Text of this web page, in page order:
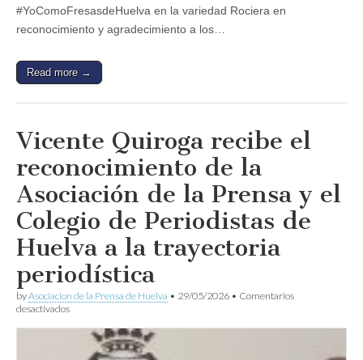
#YoComoFresasdeHuelva en la variedad Rociera en
reconocimiento y agradecimiento a los…
Read more →
Vicente Quiroga recibe el
reconocimiento de la
Asociación de la Prensa y el
Colegio de Periodistas de
Huelva a la trayectoria
periodística
byAsociacion de la Prensa de Huelva • 29/05/2026 • Comentarios
desactivadosen
Quiroga